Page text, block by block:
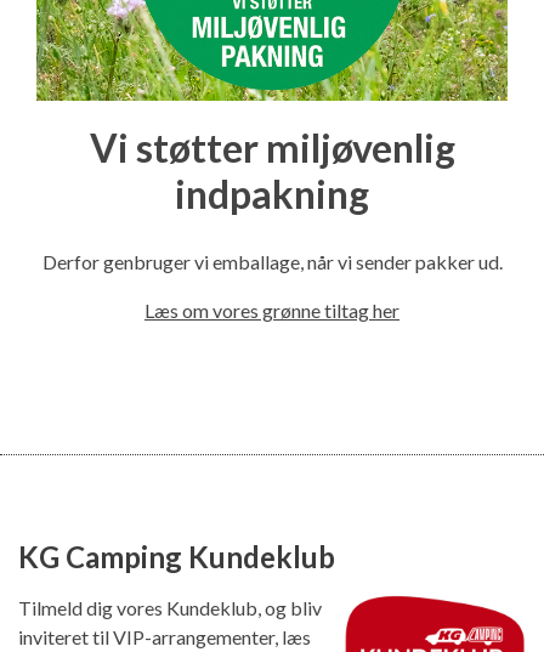
Vi støtter miljøvenlig
indpakning
Derfor genbruger vi emballage, når vi sender pakker ud.
Læs om vores grønne tiltag her
KG Camping Kundeklub
Tilmeld dig vores Kundeklub, og bliv
inviteret til VIP-arrangementer, læs